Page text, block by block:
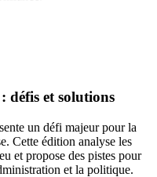
défis et solutions
un défi majeur pour la
Cette édition analyse les
et propose des pistes pour
et la politique.